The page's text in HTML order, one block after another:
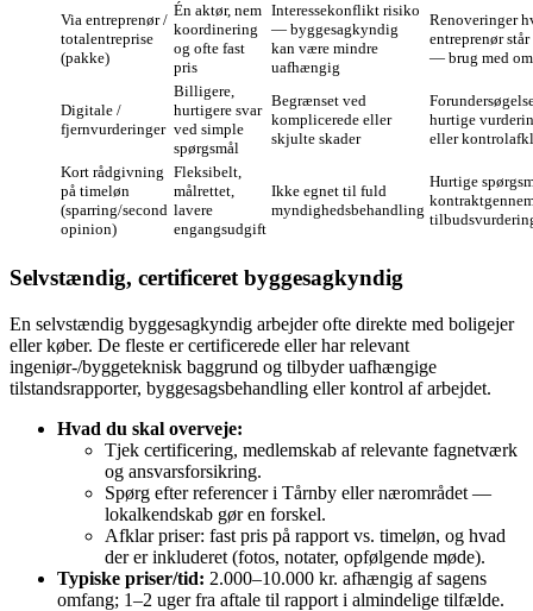
Via entreprenør /
totalentreprise
(pakke)
Én aktør, nem
koordinering
og ofte fast
pris
Interessekonflikt risiko
— byggesagkyndig
kan være mindre
uafhængig
Renoveringer
entreprenør
— brug med
Digitale /
fjernvurderinger
Billigere,
hurtigere svar
ved simple
spørgsmål
Begrænset ved
komplicerede eller
skjulte skader
hurtige
eller
Kort rådgivning
på timeløn
(sparring/second
opinion)
Fleksibelt,
målrettet,
lavere
engangsudgift
Ikke egnet til fuld
myndighedsbehandling
Hurtige
Selvstændig, certificeret byggesagkyndig
En selvstændig byggesagkyndig arbejder ofte direkte med boligejer
eller køber. De fleste er certificerede eller har relevant
ingeniør-/byggeteknisk baggrund og tilbyder uafhængige
tilstandsrapporter, byggesagsbehandling eller kontrol af arbejdet.
Hvad du skal overveje:
Tjek certificering, medlemskab af relevante fagnetværk
og ansvarsforsikring.
Spørg efter referencer i Tårnby eller nærområdet —
lokalkendskab gør en forskel.
Afklar priser: fast pris på rapport vs. timeløn, og hvad
der er inkluderet (fotos, notater, opfølgende møde).
Typiske priser/tid: 2.000–10.000 kr. afhængig af sagens
omfang; 1–2 uger fra aftale til rapport i almindelige tilfælde.